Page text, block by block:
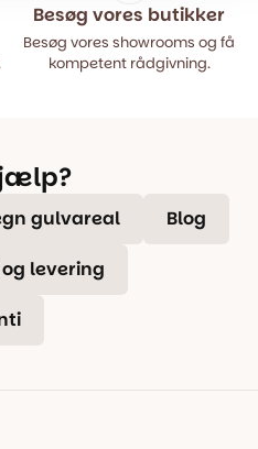
Besøg vores butikker
Besøg vores showrooms og få
kompetent rådgivning.
gulvareal Blog
levering